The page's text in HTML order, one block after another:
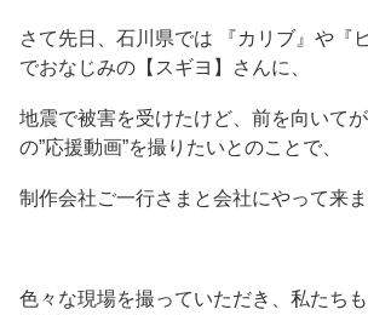
さて先日、石川県では 『カリブ』や『
でおなじみの【スギヨ】さんに、
地震で被害を受けたけど、前を向いて
の”応援動画”を撮りたいとのことで、
制作会社ご一行さまと会社にやって来ま
色々な現場を撮っていただき、私たちも